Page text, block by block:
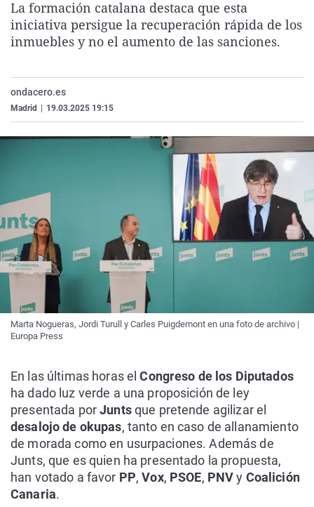
La rosa de los vientos
Gente viajera
Caso
Retornados
Extremadura
Galicia
Virales
Televisión
La formación catalana destaca que esta
iniciativa persigue la recuperación rápida de los
inmuebles y no el aumento de las sanciones.
ondacero.es
Madrid 19.03.2025 19:15
Marta Nogueras, Jordi Turull y Carles Puigdemont en una foto de archivo |
Europa Press
En las últimas horas elCongreso de los Diputados
ha dado luz verde a una proposición de ley
presentada porJuntsque pretende agilizar el
desalojo de okupas, tanto en caso de allanamiento
de morada como en usurpaciones. Además de
Junts, que es quien ha presentado la propuesta,
han votado a favor PP,Vox, PSOE, PNVy Coalición
Canaria.